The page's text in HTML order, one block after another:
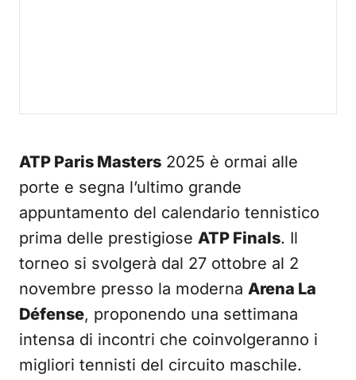
ATP Paris Masters 2025 è ormai alle
porte e segna l’ultimo grande
appuntamento del calendario tennistico
prima delle prestigiose ATP Finals. Il
torneo si svolgerà dal 27 ottobre al 2
novembre presso la moderna Arena La
Défense, proponendo una settimana
intensa di incontri che coinvolgeranno i
migliori tennisti del circuito maschile.